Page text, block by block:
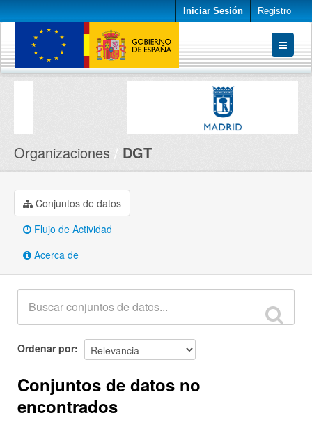
Iniciar Sesión Registro
Conjuntos de datos
Organizaciones DGT
Conjuntos de datos
Flujo de Actividad
Acerca de
Ordenar por
Conjuntos de datos no
encontrados